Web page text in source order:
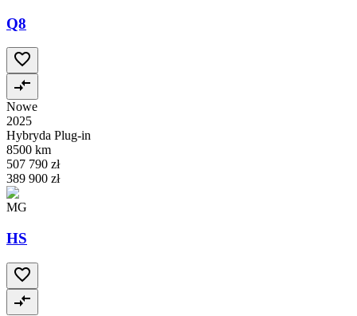
Q8
Nowe
2025
Hybryda Plug-in
8500 km
507 790 zł
389 900 zł
MG
HS